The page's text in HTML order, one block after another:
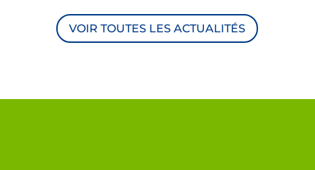
VOIR TOUTES LES ACTUALITÉS